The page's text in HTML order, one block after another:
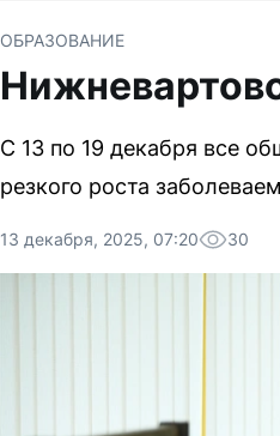
ОБРАЗОВАНИЕ
С 13 по 19 декабря все
резкого роста
13 декабря, 2025, 07:20 30